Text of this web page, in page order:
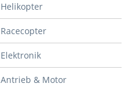
Helikopter
Racecopter
Elektronik
Antrieb & Motor